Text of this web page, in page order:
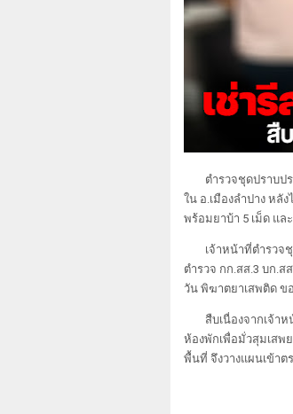
ตำรวจชุดปราบป
ใน อ.เมืองลำปาง หลั
พร้อมยาบ้า 5 เม็ด แล
เจ้าหน้าที่ตำรวจ
ตำรวจ กก.สส.3 บก.ส
วัน พิฆาตยาเสพติด ข
สืบเนื่องจากเจ้า
ห้องพักเพื่อมั่วสุมเสพ
พื้นที่ จึงวางแผนเข้าต